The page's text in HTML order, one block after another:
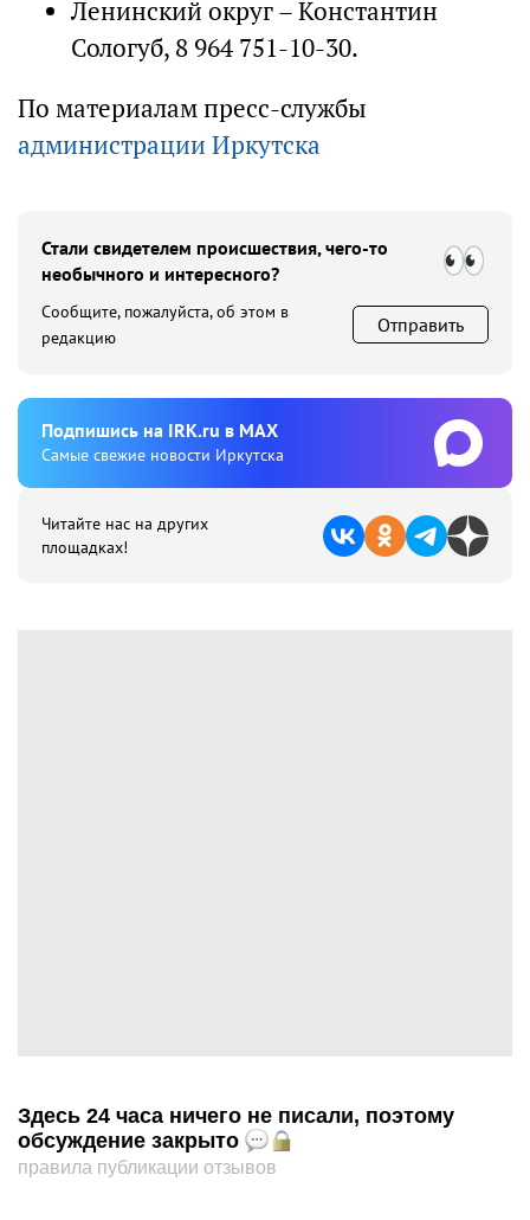
Ленинский округ – Константин
Сологуб, 8 964 751-10-30.
По материалам пресс-службы
администрации Иркутска
Стали свидетелем происшествия, чего-то
необычного и интересного?
Сообщите, пожалуйста, об этом в
редакцию
Отправить
Подпишиcь на IRK.ru в MAX
Cамые свежие новости Иркутска
Читайте нас на других
площадках!
Здесь 24 часа ничего не писали, поэтому
обсуждение закрыто
правила публикации отзывов